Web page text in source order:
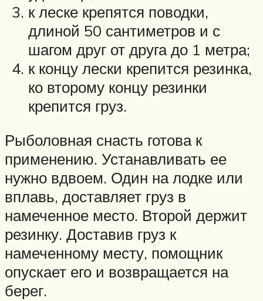
к леске крепятся поводки,
длиной 50 сантиметров и с
шагом друг от друга до 1 метра;
к концу лески крепится резинка,
ко второму концу резинки
крепится груз.
Рыболовная снасть готова к
применению. Устанавливать ее
нужно вдвоем. Один на лодке или
вплавь, доставляет груз в
намеченное место. Второй держит
резинку. Доставив груз к
намеченному месту, помощник
опускает его и возвращается на
берег.